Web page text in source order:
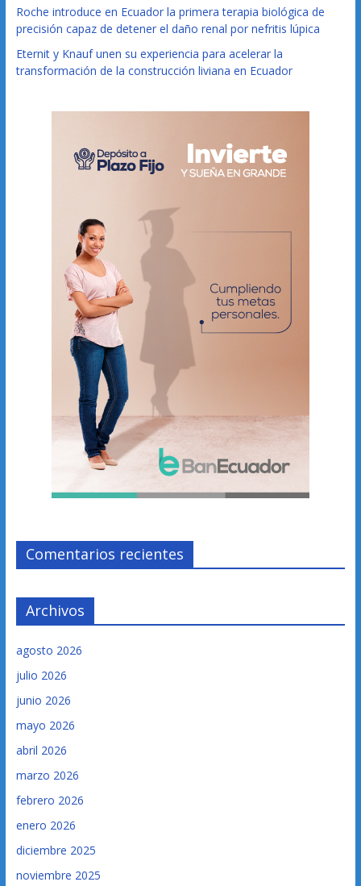
Roche introduce en Ecuador la primera terapia biológica de
precisión capaz de detener el daño renal por nefritis lúpica
Eternit y Knauf unen su experiencia para acelerar la
transformación de la construcción liviana en Ecuador
Comentarios recientes
Archivos
agosto 2026
julio 2026
junio 2026
mayo 2026
abril 2026
marzo 2026
febrero 2026
enero 2026
diciembre 2025
noviembre 2025